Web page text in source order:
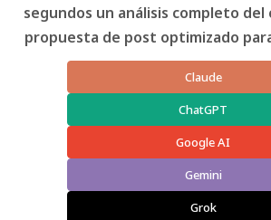
segundos un análisis completo
propuesta de post optimizado
Claude
ChatGPT
Google AI
Gemini
Grok